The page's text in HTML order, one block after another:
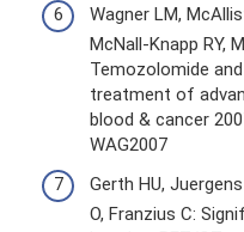
Wagner LM,
McNall-Knapp RY,
Temozolomide
treatment of
blood & cancer
WAG2007
Gerth HU,
O, Franzius C: